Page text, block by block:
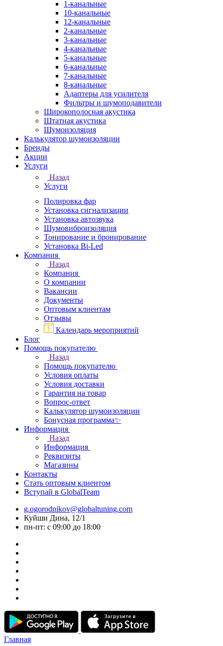
1-канальные
10-канальные
12-канальные
2-канальные
3-канальные
4-канальные
5-канальные
6-канальные
7-канальные
8-канальные
Адаптеры для усилителя
Фильтры и шумоподавители
Широкополосная акустика
Штатная акустика
Шумоизоляция
Калькулятор шумоизоляции
Бренды
Акции
Услуги
Назад
Услуги
Полировка фар
Установка сигнализации
Установка автозвука
Шумовиброизоляция
Тонирование и бронирование
Установка Bi-Led
Компания
Назад
Компания
О компании
Вакансии
Документы
Оптовым клиентам
Отзывы
Календарь мероприятий
Блог
Помощь покупателю
Назад
Помощь покупателю
Условия оплаты
Условия доставки
Гарантия на товар
Вопрос-ответ
Калькулятор шумоизоляции
Бонусная программа✨
Информация
Назад
Информация
Реквизиты
Магазины
Контакты
Стать оптовым клиентом
Вступай в GlobalTeam
g.ogorodnikov@globaltuning.com
Куйши Дина, 12/1
пн-пт: с 09:00 до 18:00
Главная